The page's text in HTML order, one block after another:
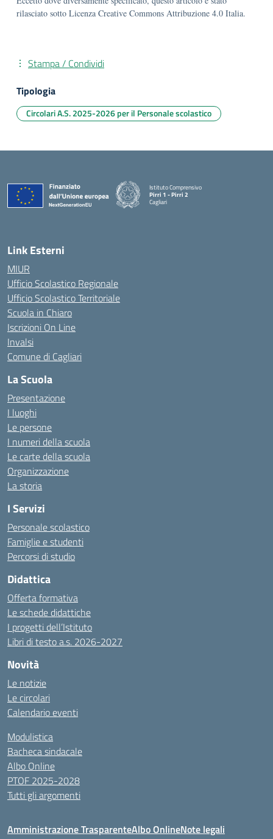
rilasciato sotto Licenza Creative Commons Attribuzione 4.0 Italia.
Stampa / Condividi
Tipologia
Circolari A.S. 2025-2026 per il Personale scolastico
Istituto Comprensivo
Pirri 1 - Pirri 2
Cagliari
— Visita la pagina iniziale della scuola
Link Esterni
MIUR
Ufficio Scolastico Regionale
Ufficio Scolastico Territoriale
Scuola in Chiaro
Iscrizioni On Line
Invalsi
Comune di Cagliari
La Scuola
Presentazione
I luoghi
Le persone
I numeri della scuola
Le carte della scuola
Organizzazione
La storia
I Servizi
Personale scolastico
Famiglie e studenti
Percorsi di studio
Didattica
Offerta formativa
Le schede didattiche
I progetti dell’Istituto
Libri di testo a.s. 2026-2027
Novità
Le notizie
Le circolari
Calendario eventi
Modulistica
Bacheca sindacale
Albo Online
PTOF 2025-2028
Tutti gli argomenti
Amministrazione TrasparenteAlbo OnlineNote legali